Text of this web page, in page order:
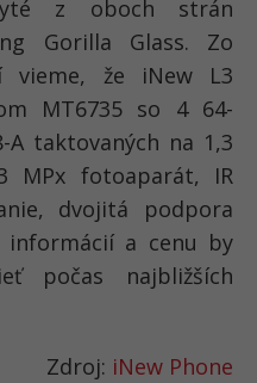
z oboch strán
Gorilla Glass. Zo
vieme, že iNew L3
MT6735 so 4 64-
A taktovaných na 1,3
MPx fotoaparát, IR
dvojitá podpora
informácií a cenu by
počas najbližších
Zdroj: iNew Phone